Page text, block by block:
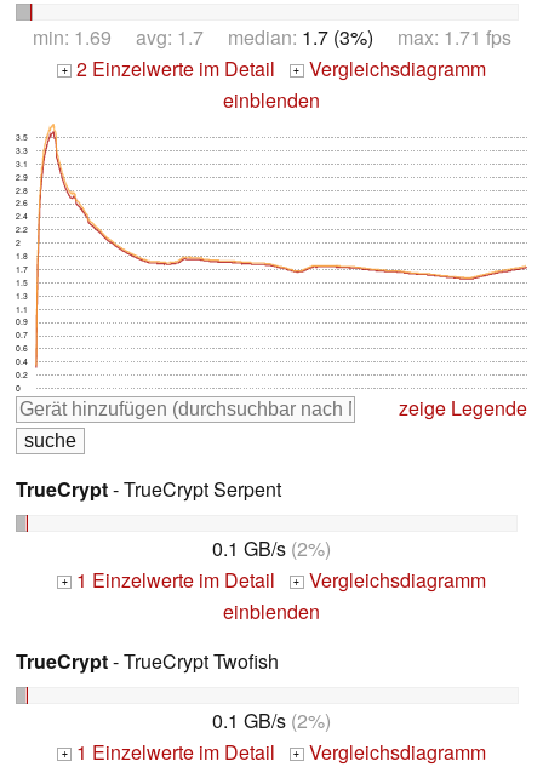
min: 1.69 avg: 1.7 median: 1.7 (3%) max: 1.71 fps
+ 2 Einzelwerte im Detail + Vergleichsdiagramm
einblenden
0
0.2
0.4
0.6
0.7
0.9
1.1
1.3
1.5
1.7
1.8
2
2.2
2.4
2.6
2.8
2.9
3.1
3.3
3.5
zeige Legende
TrueCrypt- TrueCrypt Serpent
0.1 GB/s (2%)
+ 1 Einzelwerte im Detail + Vergleichsdiagramm
einblenden
TrueCrypt- TrueCrypt Twofish
0.1 GB/s (2%)
+ 1 Einzelwerte im Detail + Vergleichsdiagramm